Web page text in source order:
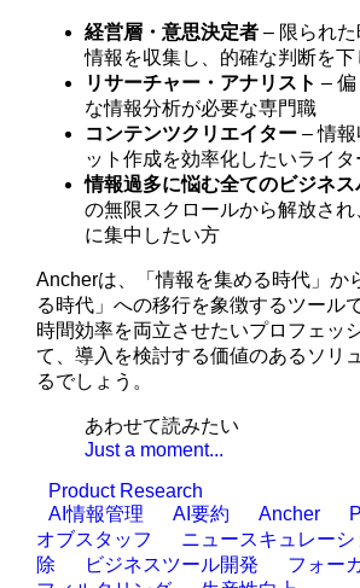
経営層・意思決定者 – 限られ
情報を収集し、的確な判断を
リサーチャー・アナリスト –
な情報分析が必要な専門職
コンテンツクリエイター – 情
ット作成を効率化したいライ
情報過多に悩む全てのビジネ
の無限スクロールから解放さ
に集中したい方
Ancherは、「情報を集める時代」か
る時代」への移行を象徴するツール
時間効率を両立させたいプロフェッ
て、導入を検討する価値のあるソリ
るでしょう。
あわせて読みたい
Just a moment...
Product Research
AI情報管理
AI要約 Ancher
オブスタッフ
ニュースキュレーシ
除
ビジネスツール開発 フォー